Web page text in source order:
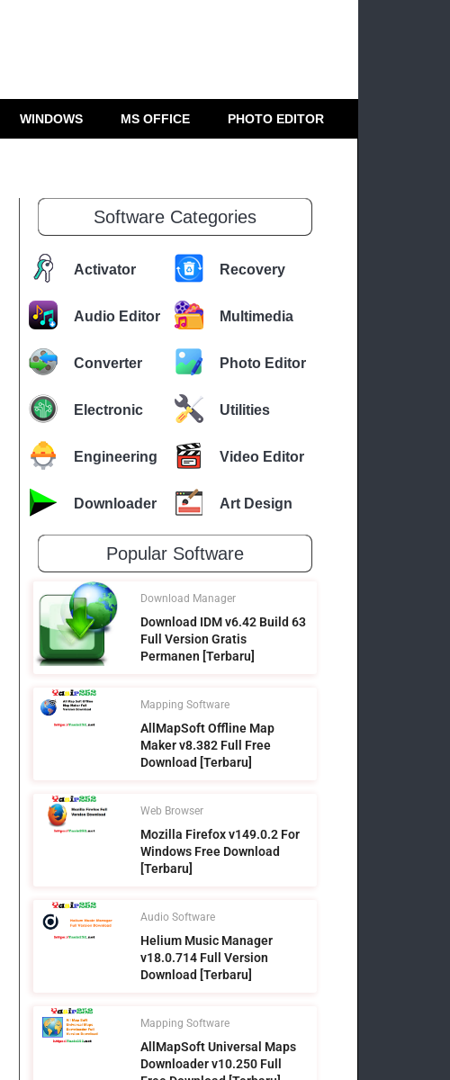
WINDOWS MS OFFICE PHOTO EDITOR
Software Categories
Activator Recovery
Audio Editor Multimedia
Converter Photo Editor
Electronic Utilities
Engineering Video Editor
Downloader Art Design
Popular Software
Download Manager
Download IDM v6.42 Build 63
Full Version Gratis
Permanen [Terbaru]
Mapping Software
AllMapSoft Offline Map
Maker v8.382 Full Free
Download [Terbaru]
Web Browser
Mozilla Firefox v149.0.2 For
Windows Free Download
[Terbaru]
Audio Software
Helium Music Manager
v18.0.714 Full Version
Download [Terbaru]
Mapping Software
AllMapSoft Universal Maps
Downloader v10.250 Full